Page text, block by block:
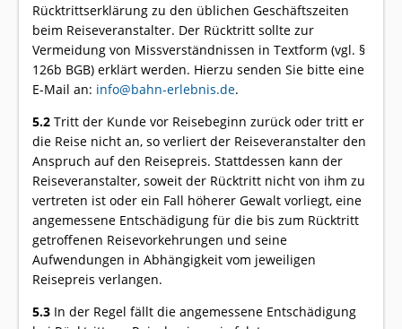
Rücktrittserklärung zu den üblichen Geschäftszeiten
beim Reiseveranstalter. Der Rücktritt sollte zur
Vermeidung von Missverständnissen in Textform (vgl. §
126b BGB) erklärt werden. Hierzu senden Sie bitte eine
E-Mail an: info@bahn-erlebnis.de.
5.2 Tritt der Kunde vor Reisebeginn zurück oder tritt er
die Reise nicht an, so verliert der Reiseveranstalter den
Anspruch auf den Reisepreis. Stattdessen kann der
Reiseveranstalter, soweit der Rücktritt nicht von ihm zu
vertreten ist oder ein Fall höherer Gewalt vorliegt, eine
angemessene Entschädigung für die bis zum Rücktritt
getroffenen Reisevorkehrungen und seine
Aufwendungen in Abhängigkeit vom jeweiligen
Reisepreis verlangen.
5.3 In der Regel fällt die angemessene Entschädigung